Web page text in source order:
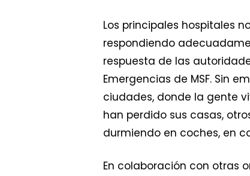
Los principales hospitales
respondiendo
respuesta de las
Emergencias de MSF. Sin
ciudades, donde la gente
han perdido sus casas,
durmiendo en coches, en
En colaboración con otras